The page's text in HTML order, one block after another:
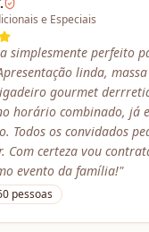
e Especiais
simplesmente perfeito
linda,
gourmet
horário combinado, já
Todos os convidados
Com certeza vou
evento da família!"
pessoas